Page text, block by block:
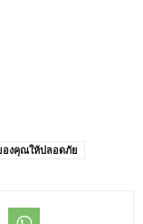
งคุณให้ปลอดภัย